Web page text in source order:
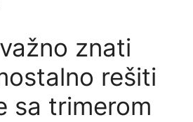
znati
rešiti
sa trimerom